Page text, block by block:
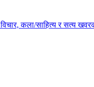
कला/साहित्य र सत्य